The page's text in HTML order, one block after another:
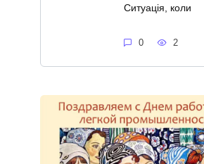
Ситуація, коли
0 2